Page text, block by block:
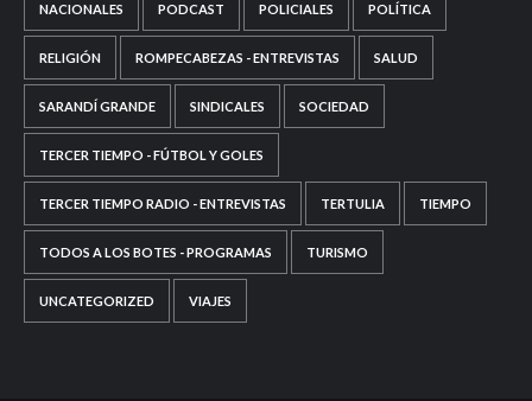
NACIONALES PODCAST POLICIALES POLÍTICA
RELIGIÓN ROMPECABEZAS - ENTREVISTAS SALUD
SARANDÍ GRANDE SINDICALES SOCIEDAD
TERCER TIEMPO - FÚTBOL Y GOLES
TERCER TIEMPO RADIO - ENTREVISTAS TERTULIA TIEMPO
TODOS A LOS BOTES - PROGRAMAS TURISMO
UNCATEGORIZED VIAJES